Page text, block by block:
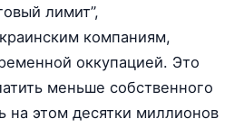
лимит”,
компаниям,
оккупацией. Это
меньше собственного
на этом десятки миллионов